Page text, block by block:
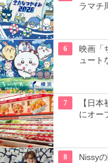
ラマチ
6
映画「
ュート
7
【日
にオー
8
Nissy